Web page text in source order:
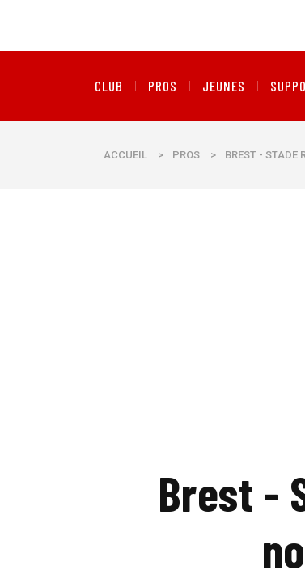
CLUB PROS JEUNES
ACCUEIL > PROS > BREST - STADE
Brest -